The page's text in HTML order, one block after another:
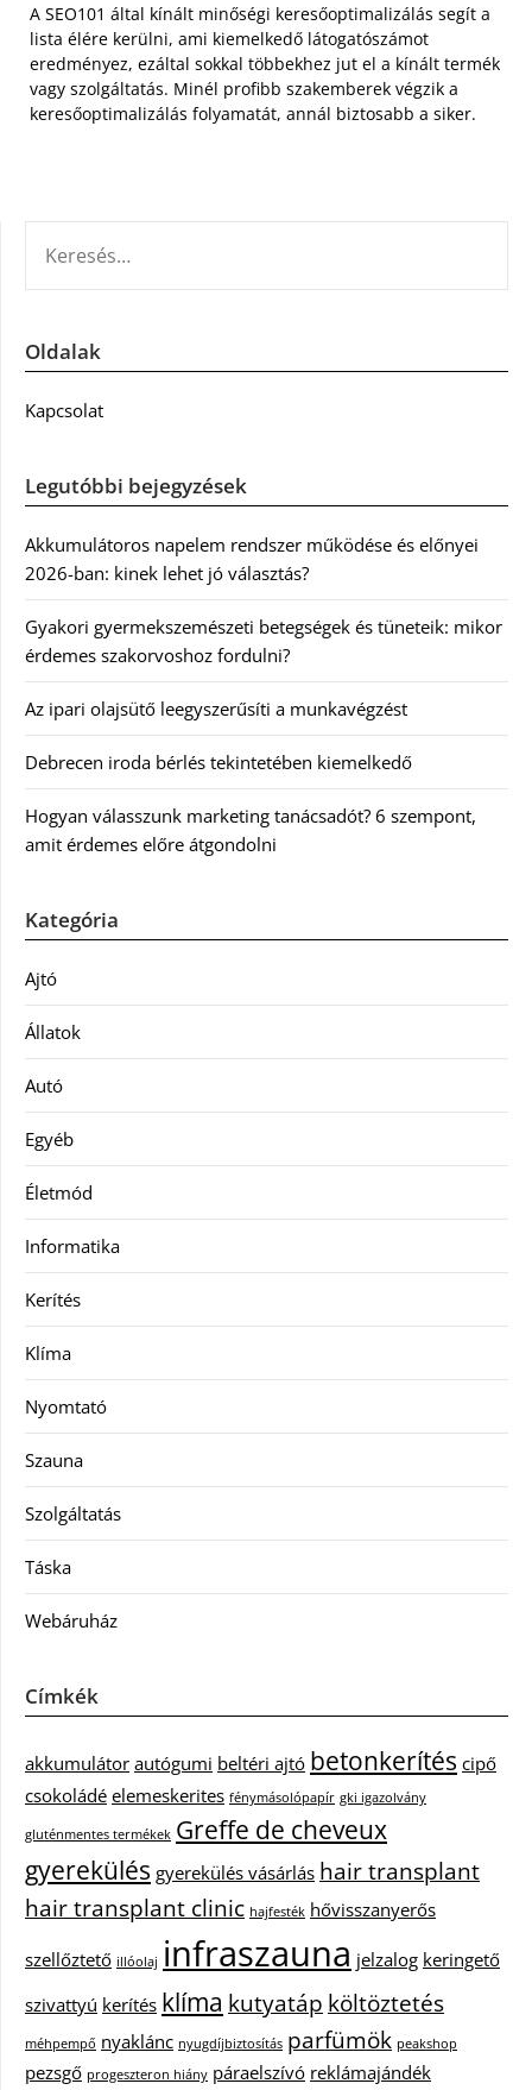
A SEO101 által kínált minőségi keresőoptimalizálás segít a
lista élére kerülni, ami kiemelkedő látogatószámot
eredményez, ezáltal sokkal többekhez jut el a kínált termék
vagy szolgáltatás. Minél profibb szakemberek végzik a
keresőoptimalizálás folyamatát, annál biztosabb a siker.
Oldalak
Kapcsolat
Legutóbbi bejegyzések
Akkumulátoros napelem rendszer működése és előnyei
2026-ban: kinek lehet jó választás?
Gyakori gyermekszemészeti betegségek és tüneteik: mikor
érdemes szakorvoshoz fordulni?
Az ipari olajsütő leegyszerűsíti a munkavégzést
Debrecen iroda bérlés tekintetében kiemelkedő
Hogyan válasszunk marketing tanácsadót? 6 szempont,
amit érdemes előre átgondolni
Kategória
Ajtó
Állatok
Autó
Egyéb
Életmód
Informatika
Kerítés
Klíma
Nyomtató
Szauna
Szolgáltatás
Táska
Webáruház
Címkék
akkumulátor autógumi beltéri ajtó betonkerítés cipő
csokoládé elemeskerites fénymásolópapír gki igazolvány
gluténmentes termékek Greffe de cheveux
gyerekülés gyerekülés vásárlás hair transplant
hair transplant clinic hajfesték hővisszanyerős
szellőztető illóolaj infraszauna jelzalog keringető
szivattyú kerítés klíma kutyatáp költöztetés
méhpempő nyaklánc nyugdíjbiztosítás parfümök peakshop
pezsgő progeszteron hiány páraelszívó reklámajándék